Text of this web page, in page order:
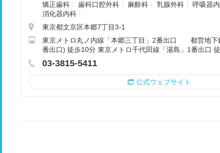
矯正歯科
歯科口腔外科 麻酔科 乳腺外科
呼吸器
消化器内科
東京都文京区本郷7丁目3-1
東京メトロ丸ノ内線「本郷三丁目」2番出口 都営地下
番出口) 徒歩10分 東京メトロ千代田線「湯島」1番出口
03-3815-5411
公式ウェブサイト